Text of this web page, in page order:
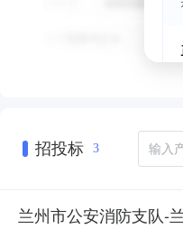
招投标 3
兰州市公安消防支队-